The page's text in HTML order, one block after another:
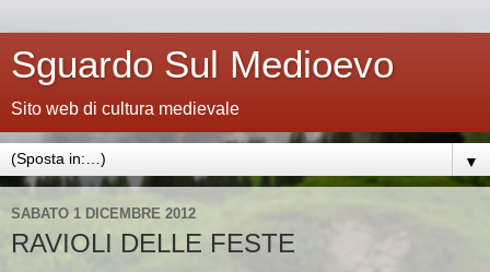
Sguardo Sul Medioevo
Sito web di cultura medievale
▼
SABATO 1 DICEMBRE 2012
RAVIOLI DELLE FESTE